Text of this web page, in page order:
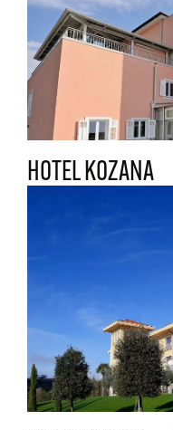
HOTEL KOZANA